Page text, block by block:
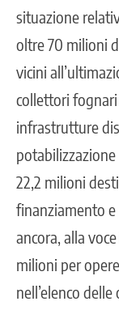
situazione
oltre 70 milioni
vicini
collettori
infrastrutture
22,2 milioni
finanziamento e
ancora, alla
milioni per
nell’elenco